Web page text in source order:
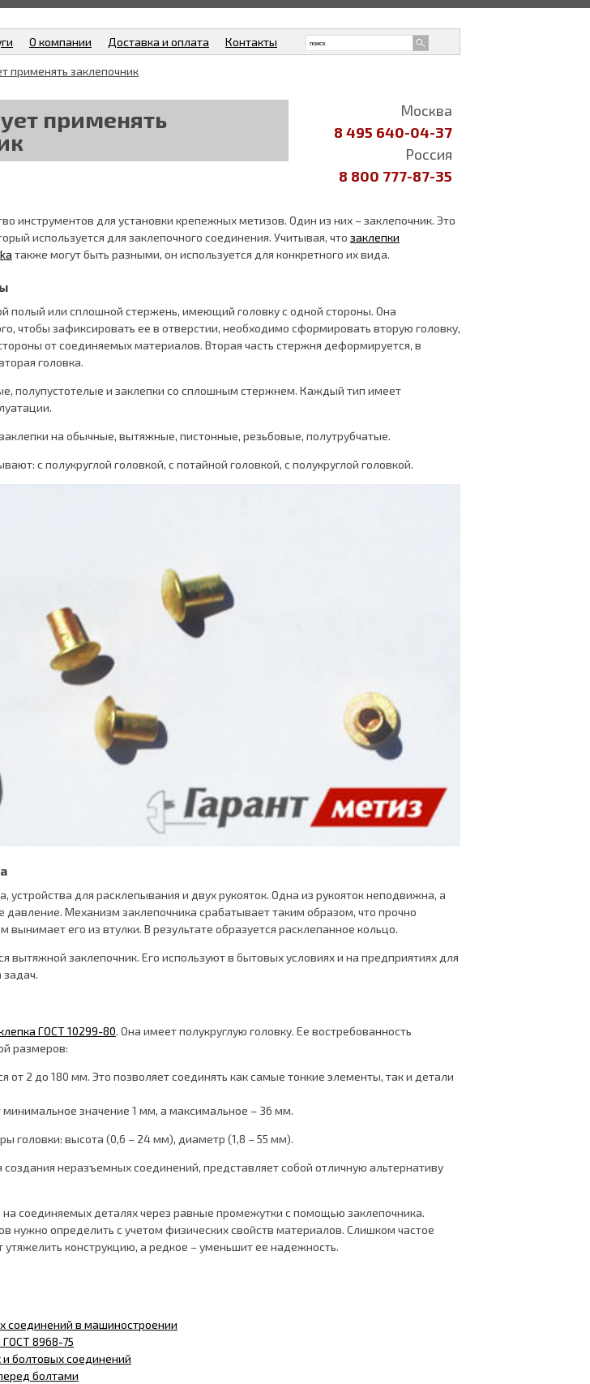
О компании Доставка и оплата Контакты
применять заклепочник
применять
Москва
8 495 640-04-37
Россия
8 800 777-87-35
инструментов для установки крепежных метизов. Один из них – заклепочник. Это
используется для заклепочного соединения. Учитывая, что заклепки
также могут быть разными, он используется для конкретного их вида.
полый или сплошной стержень, имеющий головку с одной стороны. Она
чтобы зафиксировать ее в отверстии, необходимо сформировать вторую головку,
от соединяемых материалов. Вторая часть стержня деформируется, в
головка.
полупустотелые и заклепки со сплошным стержнем. Каждый тип имеет
на обычные, вытяжные, пистонные, резьбовые, полутрубчатые.
с полукруглой головкой, с потайной головкой, с полукруглой головкой.
устройства для расклепывания и двух рукояток. Одна из рукояток неподвижна, а
давление. Механизм заклепочника срабатывает таким образом, что прочно
вынимает его из втулки. В результате образуется расклепанное кольцо.
вытяжной заклепочник. Его используют в бытовых условиях и на предприятиях для
ГОСТ 10299-80. Она имеет полукруглую головку. Ее востребованность
размеров:
от 2 до 180 мм. Это позволяет соединять как самые тонкие элементы, так и детали
значение 1 мм, а максимальное – 36 мм.
головки: высота (0,6 – 24 мм), диаметр (1,8 – 55 мм).
создания неразъемных соединений, представляет собой отличную альтернативу
на соединяемых деталях через равные промежутки с помощью заклепочника.
нужно определить с учетом физических свойств материалов. Слишком частое
конструкцию, а редкое – уменьшит ее надежность.
соединений в машиностроении
8968-75
болтовых соединений
болтами